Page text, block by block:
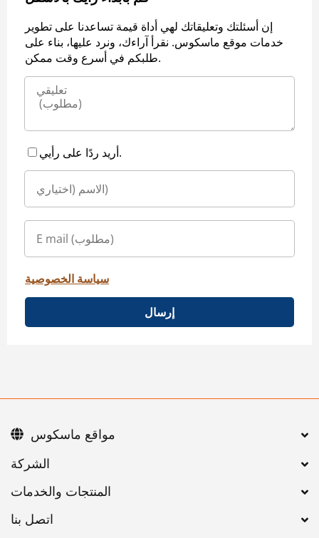
إن أسئلتك وتعليقاتك لهي أداة قيمة تساعدنا على تطوير
خدمات موقع ماسكوس. نقرأ آراءك، ونرد عليها، بناء على
طلبكم في أسرع وقت ممكن.
أريد ردًا على رأيي.
سياسة الخصوصية
إرسال
اتصل بنا
مواقع ماسكوس